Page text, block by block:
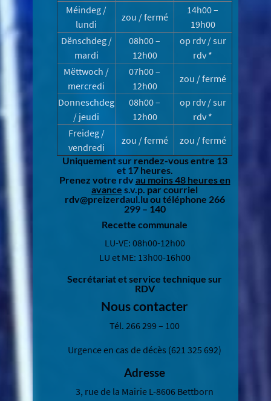
Méindeg /
lundi
zou / fermé
14h00 –
19h00
Dënschdeg /
mardi
08h00 –
12h00
op rdv / sur
rdv *
Mëttwoch /
mercredi
07h00 –
12h00
zou / fermé
Donneschdeg
/ jeudi
08h00 –
12h00
op rdv / sur
rdv *
Freideg /
vendredi
zou / fermé zou / fermé
Uniquement sur rendez-vous entre 13
et 17 heures.
Prenez votre rdvau moins 48 heures en
avance s.v.p. par courriel
rdv@preizerdaul.lu ou téléphone 266
299 – 140
Recette communale
LU-VE: 08h00-12h00
LU et ME: 13h00-16h00
Secrétariat et service technique sur
RDV
Nous contacter
Tél. 266 299 – 100
Urgence en cas de décès (621 325 692)
Adresse
3, rue de la Mairie L-8606 Bettborn